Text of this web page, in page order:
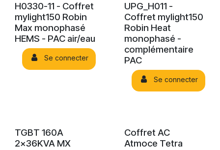
H0330-11 - Coffret
mylight150 Robin
Max monophasé
HEMS - PAC air/eau
Se connecter
UPG_H011 -
Coffret mylight150
Robin Heat
monophasé -
complémentaire
PAC
Se connecter
TGBT 160A
2x36KVA MX
Coffret AC
Atmoce Tetra